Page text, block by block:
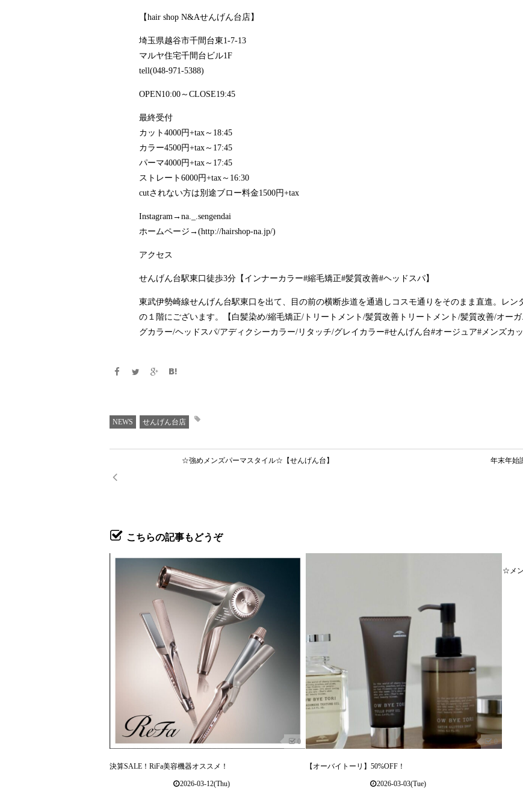
【hair shop N&Aせんげん台店】
埼玉県越谷市千間台東1-7-13
マルヤ住宅千間台ビル1F
tell(048-971-5388)
OPEN10:00～CLOSE19:45
最終受付
カット4000円+tax～18:45
カラー4500円+tax～17:45
パーマ4000円+tax～17:45
ストレート6000円+tax～16:30
cutされない方は別途ブロー料金1500円+tax
Instagram→na._.sengendai
ホームページ→(http://hairshop-na.jp/)
アクセス
せんげん台駅東口徒歩3分【インナーカラー#縮毛矯正#髪質改善#ヘッドスパ】
東武伊勢崎線せんげん台駅東口を出て、目の前の横断歩道を通過しコスモ通りをそのまま直進。レ
の１階にございます。【白髪染め/縮毛矯正/トリートメント/髪質改善トリートメント/髪質改善/オー
グカラー/ヘッドスパ/アディクシーカラー/リタッチ/グレイカラー#せんげん台#オージュア#メンズカ
NEWS せんげん台店
☆強めメンズパーマスタイル☆【せんげん台】 年末年始
こちらの記事もどうぞ
0
決算SALE！RiFa美容機器オススメ！
2026-03-12(Thu)
0
【オーバイトーリ】50%OFF！
2026-03-03(Tue)
☆メ